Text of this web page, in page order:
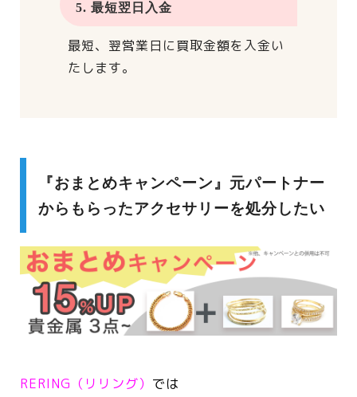
5. 最短翌日入金
最短、翌営業日に買取金額を入金い
たします。
『おまとめキャンペーン』元パートナー
からもらったアクセサリーを処分したい
RERING（リリング） では